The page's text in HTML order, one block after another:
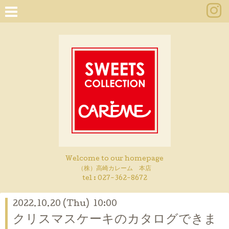
Welcome to our homepage
（株）高崎カレーム 本店
tel : 027-362-8672
2022.10.20 (Thu) 10:00
クリスマスケーキのカタログできま